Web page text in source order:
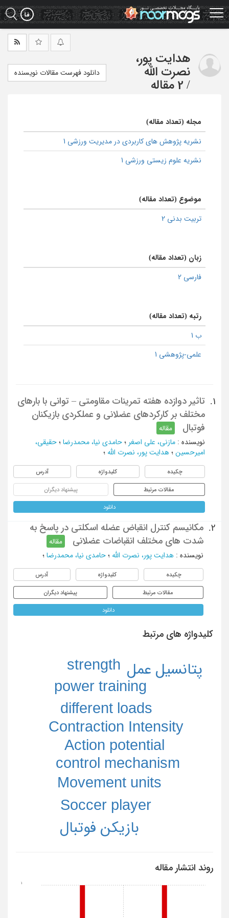
Skip
to
main
هدایت پور،
نصرت الله
/ 2 مقاله
دانلود فهرست مقالات نویسنده
مجله (تعداد مقاله)
نشریه پژوهش های کاربردی در مدیریت ورزشی 1
نشریه علوم زیستی ورزشی 1
موضوع (تعداد مقاله)
تربیت بدنی 2
زبان (تعداد مقاله)
فارسی 2
رتبه (تعداد مقاله)
ب 1
علمی-پژوهشی 1
1.
تاثیر دوازده هفته تمرینات مقاومتی – توانی با بارهای
مختلف بر کارکردهای عضلانی و عملکردی بازیکنان
فوتبال
مقاله
نویسنده : مازنی، علی اصغر ؛ حامدی نیا، محمدرضا ؛ حقیقی،
امیرحسین ؛ هدایت پور، نصرت الله ؛
چکیده کلیدواژه آدرس
مقالات مرتبط پیشنهاد دیگران
دانلود
2.
مکانیسم کنترل انقباض عضله اسکلتی در پاسخ به
شدت های مختلف انقباضات عضلانی
مقاله
نویسنده : هدایت پور، نصرت الله ؛ حامدی نیا، محمدرضا ؛
چکیده کلیدواژه آدرس
مقالات مرتبط پیشنهاد دیگران
دانلود
کلیدواژه های مرتبط
Action potential
Contraction Intensity
control mechanism
different loads
Movement units
power training
Soccer player
strength
بازیکن فوتبال
پتانسیل عمل
روند انتشار مقاله
1